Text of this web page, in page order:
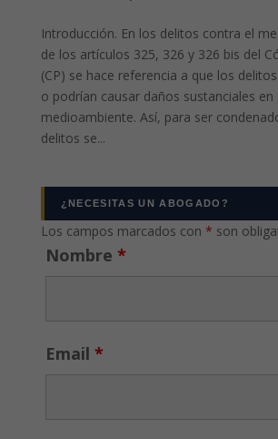
Introducción. En los delitos contra el
de los artículos 325, 326 y 326 bis del
(CP) se hace referencia a que los
o podrían causar daños sustanciales en
medioambiente. Así, para ser
delitos se...
¿NECESITAS UN ABOGADO?
Los campos marcados con * son
Nombre *
Email *